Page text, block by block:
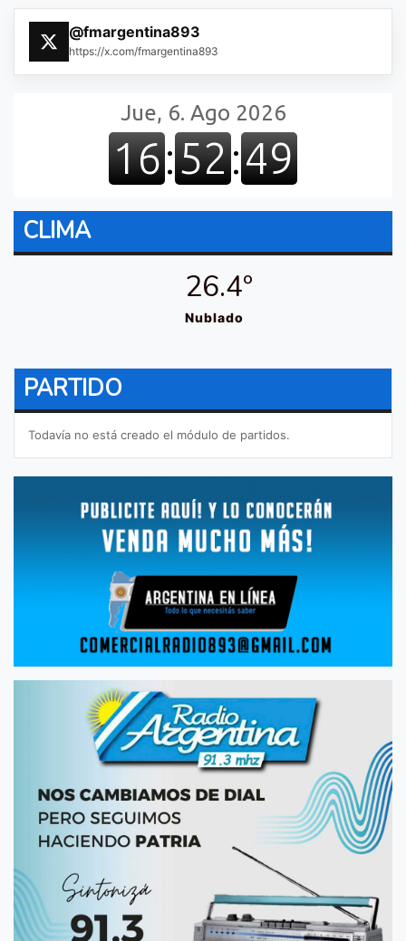
@fmargentina893
https://x.com/fmargentina893
CLIMA
26.4º
Nublado
PARTIDO
Todavía no está creado el módulo de partidos.